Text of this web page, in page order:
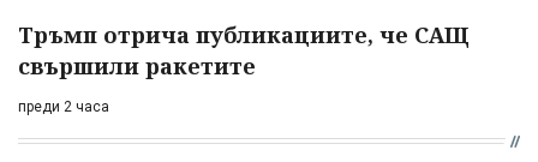
Тръмп отрича публикациите, че САЩ
свършили ракетите
преди 2 часа